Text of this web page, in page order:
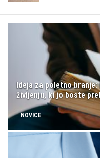
Ideja za poletno branje:
življenju, ki jo boste
NOVICE